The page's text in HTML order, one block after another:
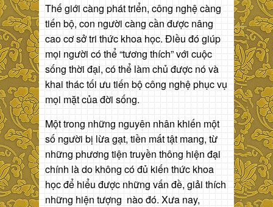
Thế giới càng phát triển, công nghệ càng
tiến bộ, con người càng cần được nâng
cao cơ sở tri thức khoa học. Điều đó giúp
mọi người có thể “tương thích” với cuộc
sống thời đại, có thể làm chủ được nó và
khai thác tối ưu tiến bộ công nghệ phục vụ
mọi mặt của đời sống.
Một trong những nguyên nhân khiến một
số người bị lừa gạt, tiền mất tật mang, từ
những phương tiện truyền thông hiện đại
chính là do không có đủ kiến thức khoa
học để hiểu được những vấn đề, giải thích
những hiện tượng nào đó. Xưa nay,